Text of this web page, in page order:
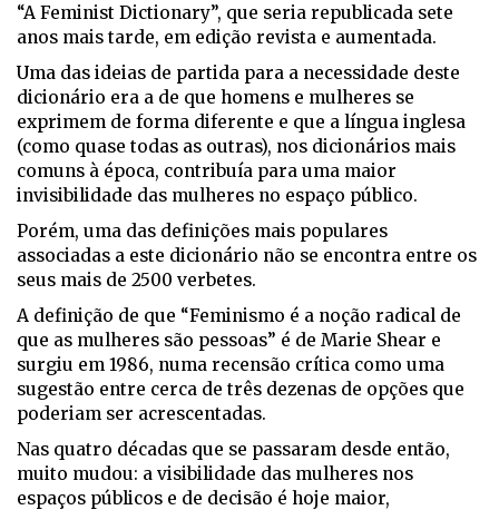
“A Feminist Dictionary”, que seria republicada sete
anos mais tarde, em edição revista e aumentada.
Uma das ideias de partida para a necessidade deste
dicionário era a de que homens e mulheres se
exprimem de forma diferente e que a língua inglesa
(como quase todas as outras), nos dicionários mais
comuns à época, contribuía para uma maior
invisibilidade das mulheres no espaço público.
Porém, uma das definições mais populares
associadas a este dicionário não se encontra entre os
seus mais de 2500 verbetes.
A definição de que “Feminismo é a noção radical de
que as mulheres são pessoas” é de Marie Shear e
surgiu em 1986, numa recensão crítica como uma
sugestão entre cerca de três dezenas de opções que
poderiam ser acrescentadas.
Nas quatro décadas que se passaram desde então,
muito mudou: a visibilidade das mulheres nos
espaços públicos e de decisão é hoje maior,